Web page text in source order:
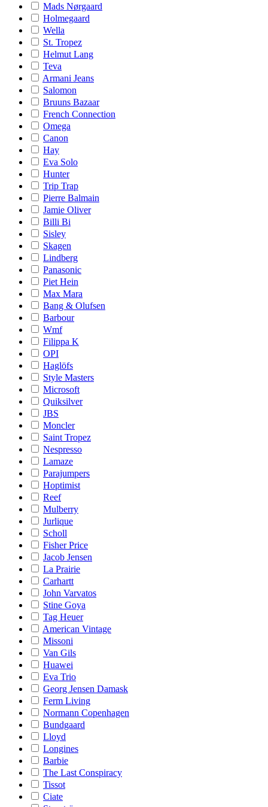
Mads Nørgaard
Holmegaard
Wella
St. Tropez
Helmut Lang
Teva
Armani Jeans
Salomon
Bruuns Bazaar
French Connection
Omega
Canon
Hay
Eva Solo
Hunter
Trip Trap
Pierre Balmain
Jamie Oliver
Billi Bi
Sisley
Skagen
Lindberg
Panasonic
Piet Hein
Max Mara
Bang & Olufsen
Barbour
Wmf
Filippa K
OPI
Haglöfs
Style Masters
Microsoft
Quiksilver
JBS
Moncler
Saint Tropez
Nespresso
Lamaze
Parajumpers
Hoptimist
Reef
Mulberry
Jurlique
Scholl
Fisher Price
Jacob Jensen
La Prairie
Carhartt
John Varvatos
Stine Goya
Tag Heuer
American Vintage
Missoni
Van Gils
Huawei
Eva Trio
Georg Jensen Damask
Ferm Living
Normann Copenhagen
Bundgaard
Lloyd
Longines
Barbie
The Last Conspiracy
Tissot
Ciate